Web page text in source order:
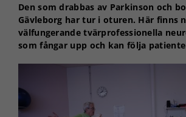
Den som drabbas av Parkinson och
Gävleborg har tur i oturen. Här finns
välfungerande tvärprofessionella
som fångar upp och kan följa